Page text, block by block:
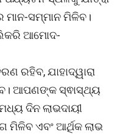
ମାନ-ସମ୍ମାନ ମିଳିବ।
ଆମୋଦ-
ରହିବ, ଯାହାଦ୍ୱାରା
ଆପଣଙ୍କ ସ୍ଵାସ୍ଥ୍ୟ
ଦିନ ଲାଭଦାୟୀ
ମିଳିବ ଏବଂ ଆର୍ଥିକ ଲାଭ